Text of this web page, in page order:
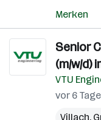
Merken
Senior
(m/w/d)
VTU
vor 6
Villach,